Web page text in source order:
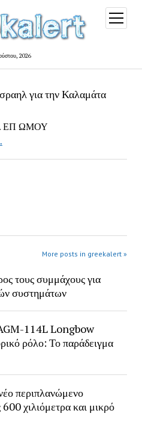
2026
open
menu
για την Καλαμάτα
ΕΠ ΩΜΟΥ
More posts in greekalert »
τους συμμάχους για
συστημάτων
AGM-114L Longbow
ρόλο: Το παράδειγμα
περιπλανώμενο
χιλιόμετρα και μικρό